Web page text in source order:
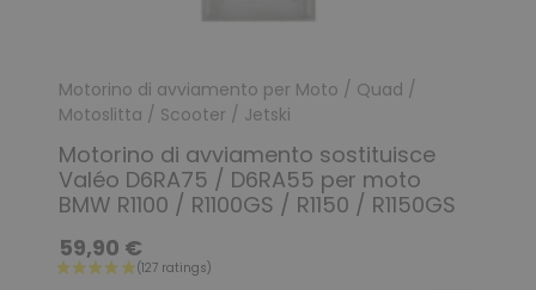
Motorino di avviamento per Moto / Quad /
Motoslitta / Scooter / Jetski
Motorino di avviamento sostituisce
Valéo D6RA75 / D6RA55 per moto
BMW R1100 / R1100GS / R1150 / R1150GS
59,90 €